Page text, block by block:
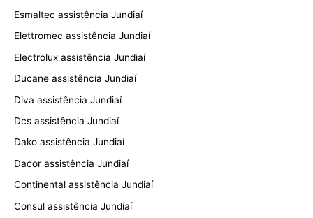
Esmaltec assistência Jundiaí
Elettromec assistência Jundiaí
Electrolux assistência Jundiaí
Ducane assistência Jundiaí
Diva assistência Jundiaí
Dcs assistência Jundiaí
Dako assistência Jundiaí
Dacor assistência Jundiaí
Continental assistência Jundiaí
Consul assistência Jundiaí